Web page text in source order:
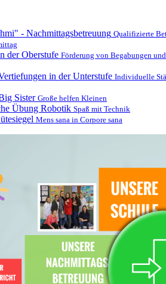
- Nachmittagsbetreuung Qualifizierte
der Oberstufe Förderung von Begabungen und
in der Unterstufe Individuelle
Sister Große helfen Kleinen
Übung Robotik Spaß mit Technik
Mens sana in Corpore sana